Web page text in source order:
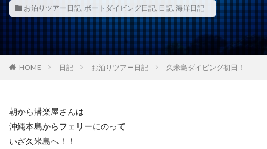
お泊りツアー日記, ボートダイビング日記, 日記, 海洋日記
HOME 日記 お泊りツアー日記 久米島ダイビング初日！
朝から潜楽屋さんは
沖縄本島からフェリーにのって
いざ久米島へ！！